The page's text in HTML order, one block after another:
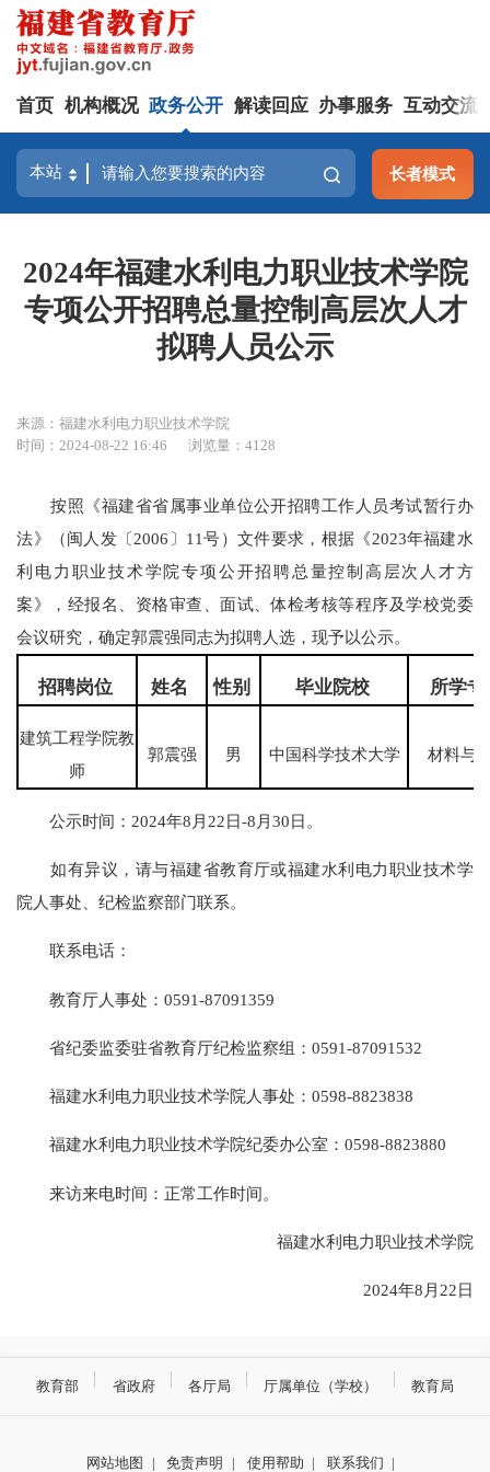
首页 机构概况 政务公开 解读回应 办事服务 互动交流
长者模式
2024年福建水利电力职业技术学院
专项公开招聘总量控制高层次人才
拟聘人员公示
来源：福建水利电力职业技术学院
时间：2024-08-22 16:46
浏览量：4128
按照《福建省省属事业单位公开招聘工作人员考试暂行办
法》（闽人发〔2006〕11号）文件要求，根据《2023年福建水
利电力职业技术学院专项公开招聘总量控制高层次人才方
案》，经报名、资格审查、面试、体检考核等程序及学校党委
会议研究，确定郭震强同志为拟聘人选，现予以公示。
招聘岗位 姓名 性别 毕业院校 所学专
建筑工程学院教
师
郭震强 男 中国科学技术大学 材料与
公示时间：2024年8月22日-8月30日。
如有异议，请与福建省教育厅或福建水利电力职业技术学
院人事处、纪检监察部门联系。
联系电话：
教育厅人事处：0591-87091359
省纪委监委驻省教育厅纪检监察组：0591-87091532
福建水利电力职业技术学院人事处：0598-8823838
福建水利电力职业技术学院纪委办公室：0598-8823880
来访来电时间：正常工作时间。
福建水利电力职业技术学院
2024年8月22日
教育部 省政府 各厅局 厅属单位（学校） 教育局
网站地图 | 免责声明 | 使用帮助 | 联系我们 |